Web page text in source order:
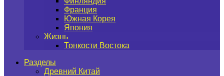
Франция
Южная Корея
Япония
Жизнь
Тонкости Востока
Разделы
Древний Китай